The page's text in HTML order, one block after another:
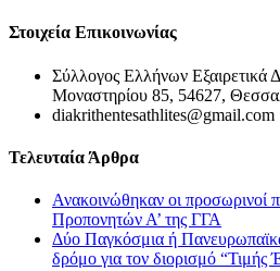
Στοιχεία Επικοινωνίας
Σύλλογος Ελλήνων Εξαιρετικά
Μοναστηρίου 85, 54627,
diakrithentesathlites@gmail.com
Τελευταία Άρθρα
Ανακοινώθηκαν οι προσωρινοί
Προπονητών Α’ της ΓΓΑ
Δύο Παγκόσμια ή
δρόμο για τον διορισμό “Τιμής